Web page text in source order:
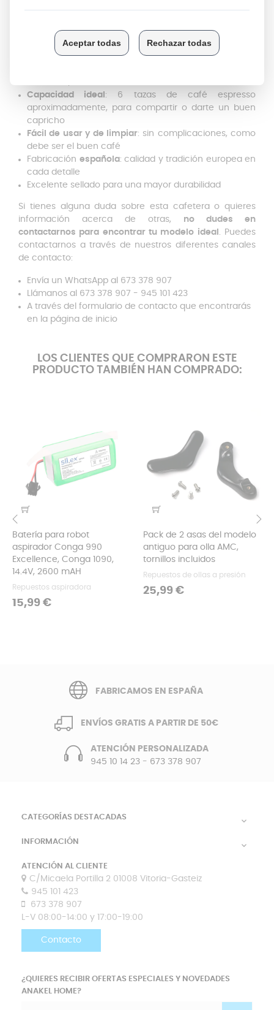
Cafetera San Ignacio:
Método italiano queresalta los aromas y el cuerpo
del cafécomo pocos
Capacidad ideal : 6 tazas de café espresso
aproximadamente, para compartir o darte un buen
capricho
Fácil de usar y de limpiar: sin complicaciones, como
debe ser el buen café
Fabricación española: calidad y tradición europea en
cada detalle
Excelente sellado para una mayor durabilidad
Si tienes alguna duda sobre esta cafetera o quieres
información acerca de otras, no dudes en
contactarnos para encontrar tu modelo ideal . Puedes
contactarnos a través de nuestros diferentes canales
de contacto:
Envía un WhatsApp al 673 378 907
Llámanos al 673 378 907 - 945 101 423
A través del formulario de contacto que encontrarás
en la página de inicio
LOS CLIENTES QUE COMPRARON ESTE
PRODUCTO TAMBIÉN HAN COMPRADO:
Batería para robot
aspirador Conga 990
Excellence, Conga 1090,
14.4V, 2600 mAH
Repuestos aspiradora
Precio
15,99 €
Pack de 2 asas del modelo
antiguo para olla AMC,
tornillos incluidos
Repuestos de ollas a presión
Precio
25,99 €
‹
FABRICAMOS EN ESPAÑA
ENVÍOS GRATIS A PARTIR DE 50€
ATENCIÓN PERSONALIZADA
945 10 14 23- 673 378 907
CATEGORÍAS DESTACADAS 
INFORMACIÓN 
ATENCIÓN AL CLIENTE
C/Micaela Portilla 2 01008 Vitoria-Gasteiz
945 101 423
673 378 907
L-V 08:00-14:00 y 17:00-19:00
Contacto
¿QUIERES RECIBIR OFERTAS ESPECIALES Y NOVEDADES
ANAKEL HOME?